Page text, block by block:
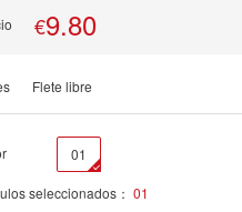
€9.80
Flete libre
01
seleccionados： 01